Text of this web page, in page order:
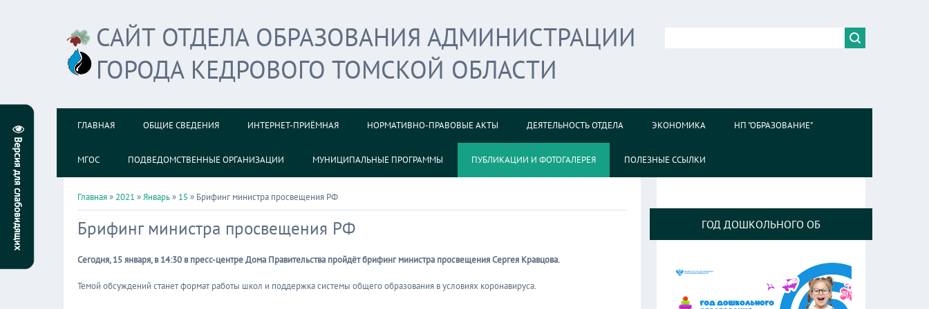
САЙТ ОТДЕЛА ОБРАЗОВАНИЯ АДМИНИСТРАЦИИ
ГОРОДА КЕДРОВОГО ТОМСКОЙ ОБЛАСТИ
ГЛАВНАЯ ОБЩИЕ СВЕДЕНИЯ ИНТЕРНЕТ-ПРИЁМНАЯ НОРМАТИВНО-ПРАВОВЫЕ АКТЫ ДЕЯТЕЛЬНОСТЬ ОТДЕЛА ЭКОНОМИКА НП "ОБРАЗОВАНИЕ"
МГОС ПОДВЕДОМСТВЕННЫЕ ОРГАНИЗАЦИИ МУНИЦИПАЛЬНЫЕ ПРОГРАММЫ ПУБЛИКАЦИИ И ФОТОГАЛЕРЕЯ ПОЛЕЗНЫЕ ССЫЛКИ
Главная» 2021 »Январь» 15 » Брифинг министра просвещения РФ
Брифинг министра просвещения РФ
Сегодня, 15 января, в 14:30 в пресс-центре Дома Правительства пройдёт брифинг министра просвещения Сергея Кравцова.
Темой обсуждений станет формат работы школ и поддержка системы общего образования в условиях коронавируса.
ГОД ДОШКОЛЬНОГО ОБ